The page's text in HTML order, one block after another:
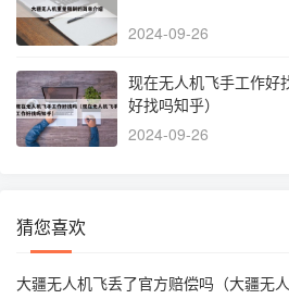
2024-09-26
现在无人机飞手工作好
好找吗知乎）
2024-09-26
猜您喜欢
大疆无人机飞丢了官方赔偿吗（大疆无